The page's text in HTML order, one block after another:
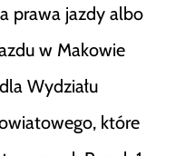
prawa jazdy albo
w Makowie
Wydziału
które